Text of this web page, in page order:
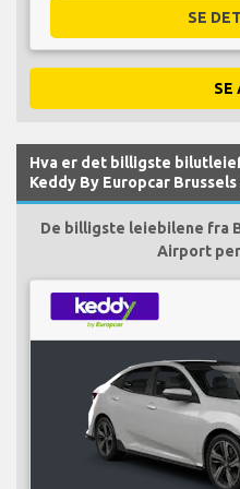
SE
SE
Hva er det billigste
Keddy By Europcar
De billigste leiebilene fra
Airport